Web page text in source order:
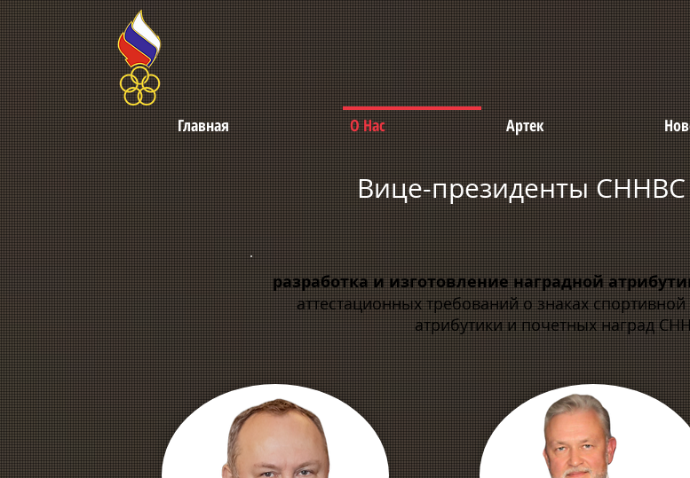
Главная О Нас Артек
Вице-президенты СННВС
разработка и изготовление наградной
аттестационных требований о знаках
атрибутики и почетных наград